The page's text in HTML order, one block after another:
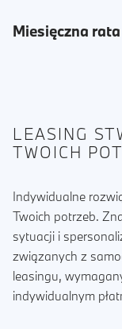
Miesięczna rata
LEASING
TWOICH
Indywidualne
Twoich potrzeb.
sytuacji i
związanych z
leasingu,
indywidualnym